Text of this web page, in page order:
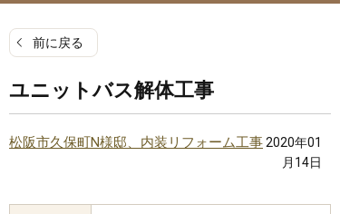
前に戻る
ユニットバス解体工事
松阪市久保町N様邸、内装リフォーム工事2020年01
月14日